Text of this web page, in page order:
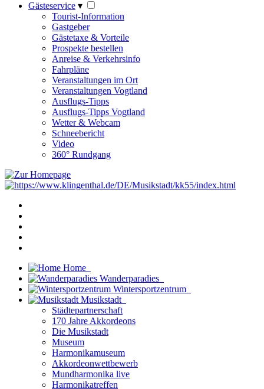
Gästeservice ▾
Tourist-Information
Gastgeber
Gästetaxe & Vorteile
Prospekte bestellen
Anreise & Verkehrsinfo
Fahrpläne
Veranstaltungen im Ort
Veranstaltungen Vogtland
Ausflugs-Tipps
Ausflugs-Tipps Vogtland
Wetter & Webcam
Schneebericht
Video
360° Rundgang
Home
Wanderparadies
Wintersportzentrum
Musikstadt
Städtepartnerschaft
170 Jahre Akkordeons
Die Musikstadt
Museum
Harmonikamuseum
Akkordeonwettbewerb
Mundharmonika live
Harmonikatreffen